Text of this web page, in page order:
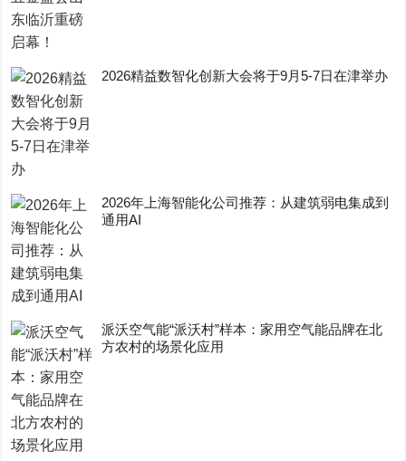
2026精益数智化创新大会将于9月5-7日在津举办
2026年上海智能化公司推荐：从建筑弱电集成到
通用AI
派沃空气能“派沃村”样本：家用空气能品牌在北
方农村的场景化应用